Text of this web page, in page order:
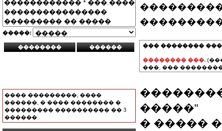
�����:
���� ���������, ����
������, � ���� �������� �
��������� ���������� �� 3
������.
��� ��������
�������� ���.
���, ���
�����"
� �����